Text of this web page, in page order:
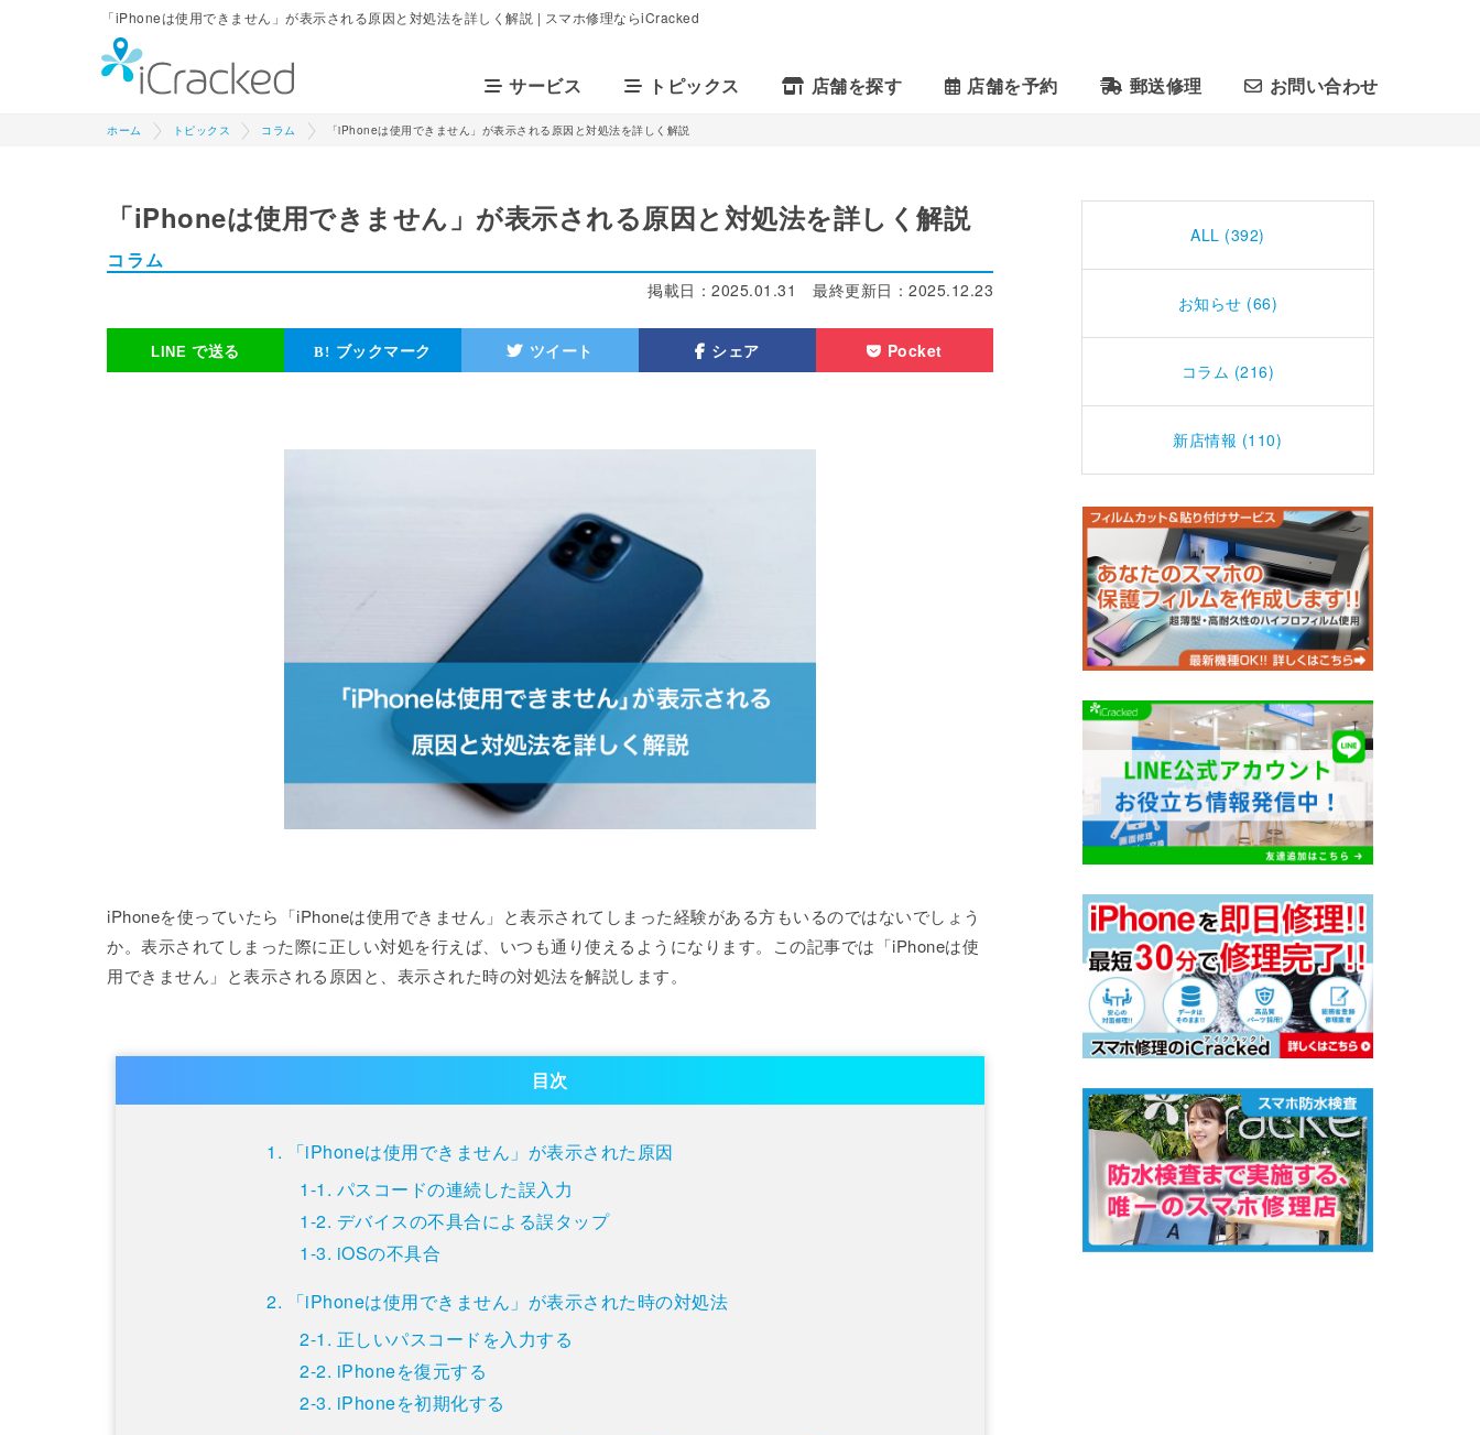
「iPhoneは使用できません」が表示される原因と対処法を詳しく解説 | スマホ修理ならiCracked
サービス トピックス 店舗を探す 店舗を予約 郵送修理 お問い合わせ
ホーム トピックス コラム 「iPhoneは使用できません」が表示される原因と対処法を詳しく解説
「iPhoneは使用できません」が表示される原因と対処法を詳しく解説
コラム
最終更新日： 2025.12.23
掲載日： 2025.01.31
で送る ブックマーク ツイート シェア Pocket
iPhoneを使っていたら「iPhoneは使用できません」と表示されてしまった経験がある方もいるのではないでしょう
か。表示されてしまった際に正しい対処を行えば、いつも通り使えるようになります。この記事では「iPhoneは使
用できません」と表示される原因と、表示された時の対処法を解説します。
目次
「iPhoneは使用できません」が表示された原因
パスコードの連続した誤入力
デバイスの不具合による誤タップ
iOSの不具合
「iPhoneは使用できません」が表示された時の対処法
正しいパスコードを入力する
iPhoneを復元する
iPhoneを初期化する
ALL (392)
お知らせ (66)
コラム (216)
新店情報 (110)